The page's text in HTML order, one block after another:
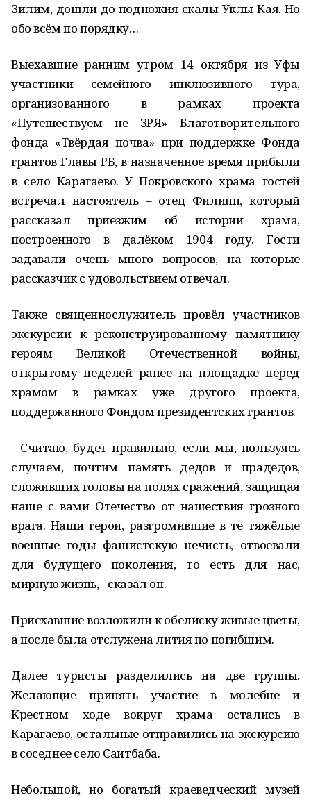
Зилим, дошли до подножия скалы Уклы-Кая. Но
обо всём по порядку…
Выехавшие ранним утром 14 октября из Уфы
участники семейного инклюзивного тура,
организованного в рамках проекта
«Путешествуем не ЗРЯ» Благотворительного
фонда «Твёрдая почва» при поддержке Фонда
грантов Главы РБ, в назначенное время прибыли
в село Карагаево. У Покровского храма гостей
встречал настоятель – отец Филипп, который
рассказал приезжим об истории храма,
построенного в далёком 1904 году. Гости
задавали очень много вопросов, на которые
рассказчик с удовольствием отвечал.
Также священнослужитель провёл участников
экскурсии к реконструированному памятнику
героям Великой Отечественной войны,
открытому неделей ранее на площадке перед
храмом в рамках уже другого проекта,
поддержанного Фондом президентских грантов.
- Считаю, будет правильно, если мы, пользуясь
случаем, почтим память дедов и прадедов,
сложивших головы на полях сражений, защищая
наше с вами Отечество от нашествия грозного
врага. Наши герои, разгромившие в те тяжёлые
военные годы фашистскую нечисть, отвоевали
для будущего поколения, то есть для нас,
мирную жизнь, - сказал он.
Приехавшие возложили к обелиску живые цветы,
а после была отслужена лития по погибшим.
Далее туристы разделились на две группы.
Желающие принять участие в молебне и
Крестном ходе вокруг храма остались в
Карагаево, остальные отправились на экскурсию
в соседнее село Саитбаба.
Небольшой, но богатый краеведческий музей